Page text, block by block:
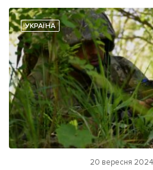
УКРАЇНА
20 вересня